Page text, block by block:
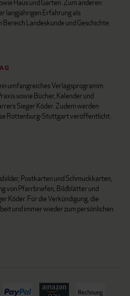
Haus und Garten. Zum anderen
langjährigen Erfahrung als
Landeskunde und Geschichte.
umfangreiches Verlagsprogramm
sowie Bücher, Kalender und
Sieger Köder. Zudem werden
Rottenburg-Stuttgart veröffentlicht.
Postkarten und Schmuckkarten,
von Pfarrbriefen, Bildblätter und
Köder. Für die Verkündigung, die
und immer wieder zum persönlichen